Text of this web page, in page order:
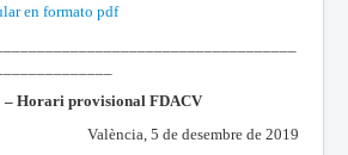
en formato pdf
– Horari provisional FDACV
València, 5 de desembre de 2019